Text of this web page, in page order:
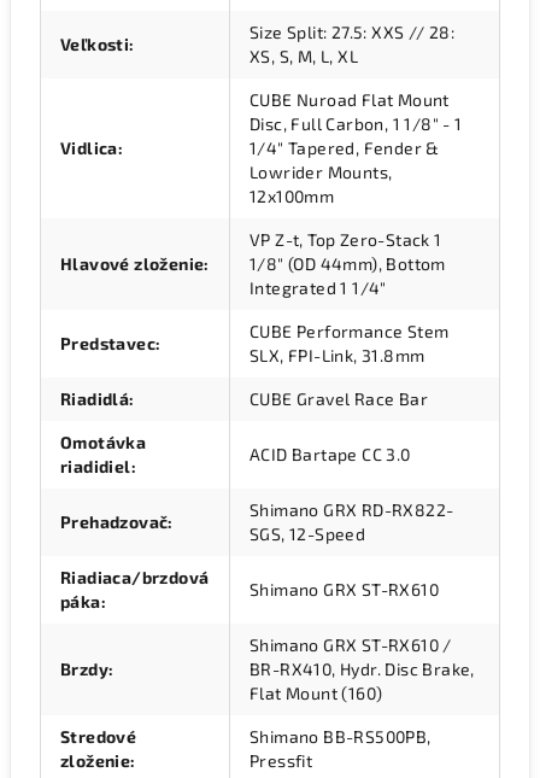
Veľkosti:
Size Split: 27.5: XXS // 28:
XS, S, M, L, XL
Vidlica:
CUBE Nuroad Flat Mount
Disc, Full Carbon, 1 1/8" - 1
1/4" Tapered, Fender &
Lowrider Mounts,
12x100mm
Hlavové zloženie:
VP Z-t, Top Zero-Stack 1
1/8" (OD 44mm), Bottom
Integrated 1 1/4"
Predstavec:
CUBE Performance Stem
SLX, FPI-Link, 31.8mm
Riadidlá: CUBE Gravel Race Bar
Omotávka
riadidiel:
ACID Bartape CC 3.0
Prehadzovač:
Shimano GRX RD-RX822-
SGS, 12-Speed
Riadiaca/brzdová
páka:
Shimano GRX ST-RX610
Brzdy:
Shimano GRX ST-RX610 /
BR-RX410, Hydr. Disc Brake,
Flat Mount (160)
Stredové
zloženie:
Shimano BB-RS500PB,
Pressfit